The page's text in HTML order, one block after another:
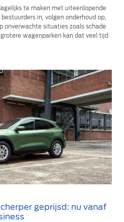
te maken met uiteenlopende
in, volgen onderhoud op,
onverwachte situaties zoals schade
wagenparken kan dat veel tijd
geprijsd: nu vanaf